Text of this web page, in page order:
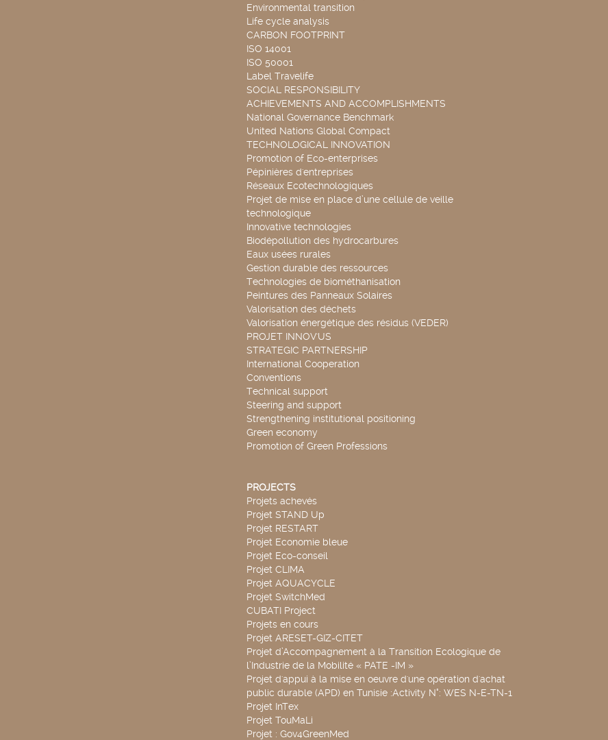
Environmental transition
Life cycle analysis
CARBON FOOTPRINT
ISO 14001
ISO 50001
Label Travelife
SOCIAL RESPONSIBILITY
ACHIEVEMENTS AND ACCOMPLISHMENTS
National Governance Benchmark
United Nations Global Compact
TECHNOLOGICAL INNOVATION
Promotion of Eco-enterprises
Pépinières d'entreprises
Réseaux Ecotechnologiques
Projet de mise en place d’une cellule de veille
technologique
Innovative technologies
Biodépollution des hydrocarbures
Eaux usées rurales
Gestion durable des ressources
Technologies de biométhanisation
Peintures des Panneaux Solaires
Valorisation des déchets
Valorisation énergétique des résidus (VEDER)
PROJET INNOV'US
STRATEGIC PARTNERSHIP
International Cooperation
Conventions
Technical support
Steering and support
Strengthening institutional positioning
Green economy
Promotion of Green Professions
PROJECTS
Projets achevés
Projet STAND Up
Projet RESTART
Projet Economie bleue
Projet Eco-conseil
Projet CLIMA
Projet AQUACYCLE
Projet SwitchMed
CUBATI Project
Projets en cours
Projet ARESET-GIZ-CITET
Projet d’Accompagnement à la Transition Ecologique de
l’Industrie de la Mobilité « PATE -IM »
Projet d'appui à la mise en oeuvre d'une opération d'achat
public durable (APD) en Tunisie :Activity N°: WES N-E-TN-1
Projet InTex
Projet TouMaLi
Projet : Gov4GreenMed